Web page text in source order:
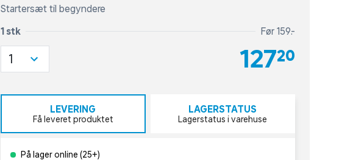
Startersæt til begyndere
1 stk Før 159,-
127,20
1
LEVERING
Få leveret produktet
LAGERSTATUS
Lagerstatus i varehuse
På lager online (25+)